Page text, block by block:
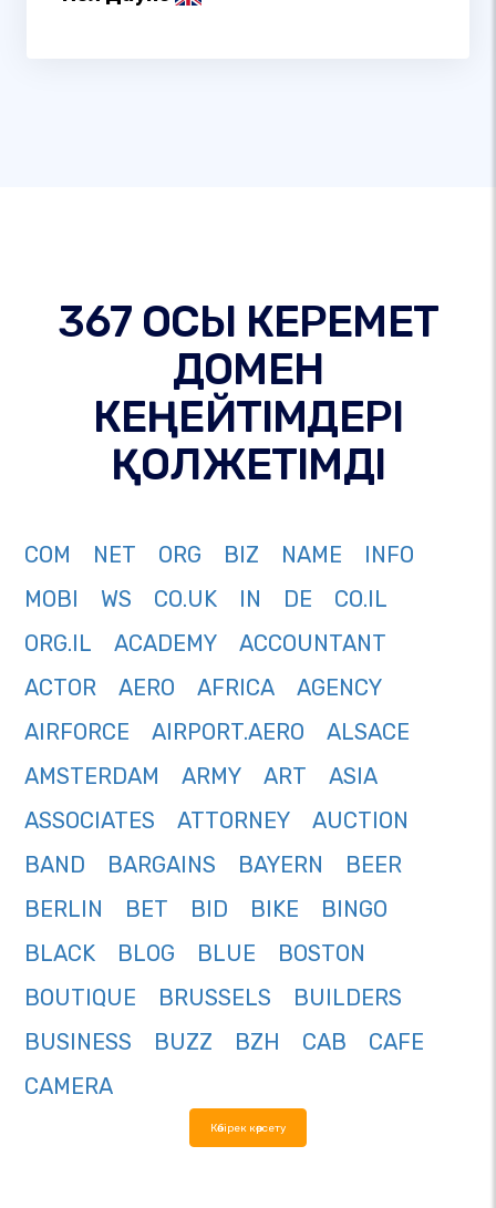
367 ОСЫ КЕРЕМЕТ
ДОМЕН
КЕҢЕЙТІМДЕРІ
ҚОЛЖЕТІМДІ
COM NET ORG BIZ NAME
INFO
MOBI
WS CO.UK IN DE
CO.IL
ORG.IL
ACADEMY
ACCOUNTANT
ACTOR
AERO AFRICA
AGENCY
AIRFORCE
AIRPORT.AERO
ALSACE
AMSTERDAM
ARMY ART
ASIA
ASSOCIATES
ATTORNEY
AUCTION
BAND
BARGAINS BAYERN
BEER
BERLIN
BET BID BIKE
BINGO
BLACK
BLOG BLUE
BOSTON
BOUTIQUE
BRUSSELS
BUILDERS
BUSINESS
BUZZ BZH CAB
CAFE
CAMERA
Көбірек көрсету